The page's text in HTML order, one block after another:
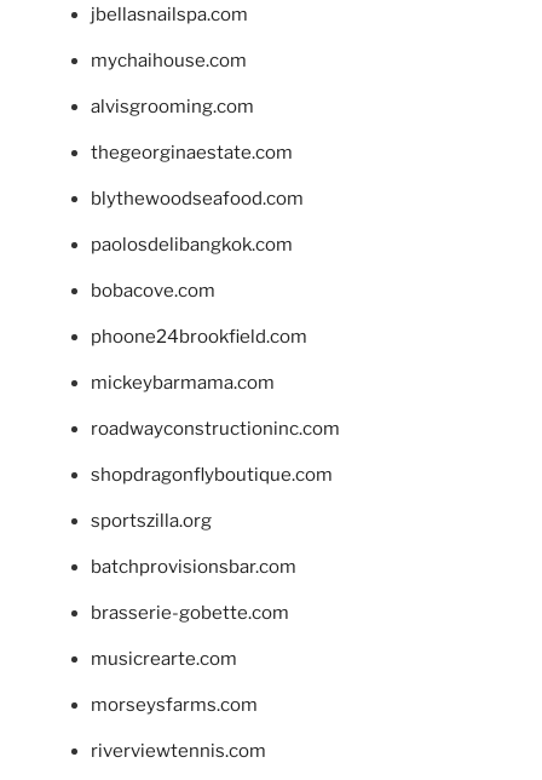
jbellasnailspa.com
mychaihouse.com
alvisgrooming.com
thegeorginaestate.com
blythewoodseafood.com
paolosdelibangkok.com
bobacove.com
phoone24brookfield.com
mickeybarmama.com
roadwayconstructioninc.com
shopdragonflyboutique.com
sportszilla.org
batchprovisionsbar.com
brasserie-gobette.com
musicrearte.com
morseysfarms.com
riverviewtennis.com